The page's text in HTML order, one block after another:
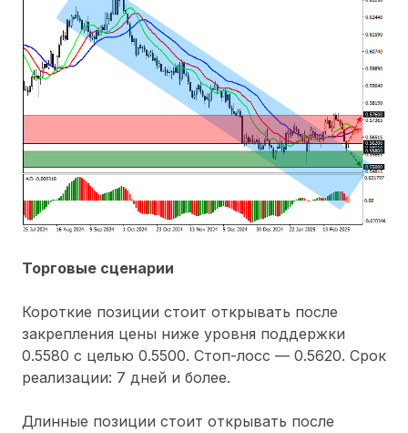
Торговые сценарии
Короткие позиции стоит открывать после
закрепления цены ниже уровня поддержки
0.5580 с целью 0.5500. Стоп-лосс — 0.5620. Срок
реализации: 7 дней и более.
Длинные позиции стоит открывать после